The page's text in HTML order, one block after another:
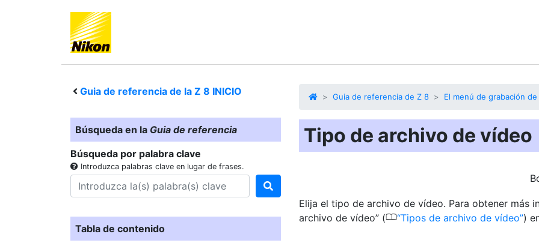
Guia de referencia de la Z 8 INICIO
Búsqueda en la Guia de referencia
Búsqueda por palabra clave
Introduzca palabras clave en lugar de frases.
Tabla de contenido
Guia de referencia de Z 8 El menú de grabación
Tipo de archivo de vídeo
Elija el tipo de archivo de vídeo. Para obtener más
archivo de vídeo” (0 Tipos de archivo de vídeo )